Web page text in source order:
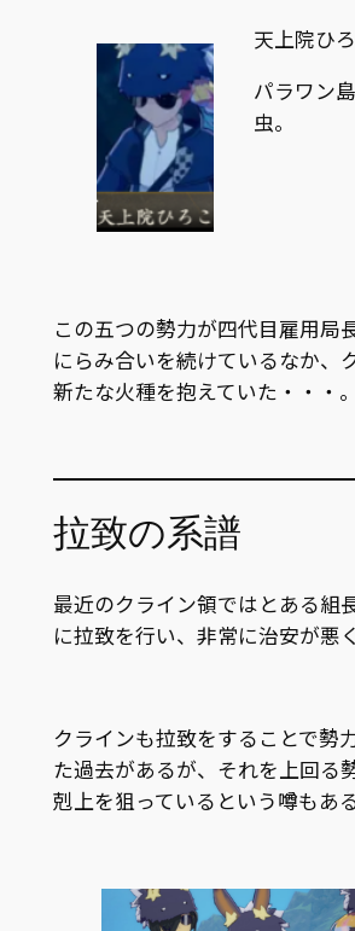
天上院ひ
パラワン
虫。
この五つの勢力が四代目雇用局
にらみ合いを続けているなか、
新たな火種を抱えていた・・・。
拉致の系譜
最近のクライン領ではとある組
に拉致を行い、非常に治安が悪
クラインも拉致をすることで勢
た過去があるが、それを上回る
剋上を狙っているという噂もある